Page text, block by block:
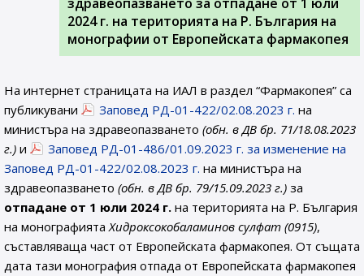
2024 г. на територията на Р. България на
монографии от Европейската фармакопея
На интернет страницата на ИАЛ в раздел “Фармакопея” са
публикувани
Заповед РД-01-422/02.08.2023 г. на
министъра на здравеопазването (обн. в ДВ бр. 71/18.08.2023
г.) и
Заповед РД-01-486/01.09.2023 г. за изменение на
Заповед РД-01-422/02.08.2023 г. на министъра на
здравеопазването (обн. в ДВ бр. 79/15.09.2023 г.) за
отпадане от 1 юли 2024 г. на територията на Р. България
на монографиятаХидроксокобаламинов сулфат (0915),
съставляваща част от Европейската фармакопея. От същата
дата тази монография отпада от Европейската фармакопея